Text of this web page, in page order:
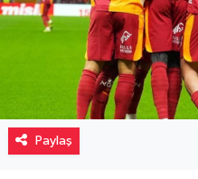
Paylaş
Müzik
Piyasa
Resmi İlanlar
Sağlık